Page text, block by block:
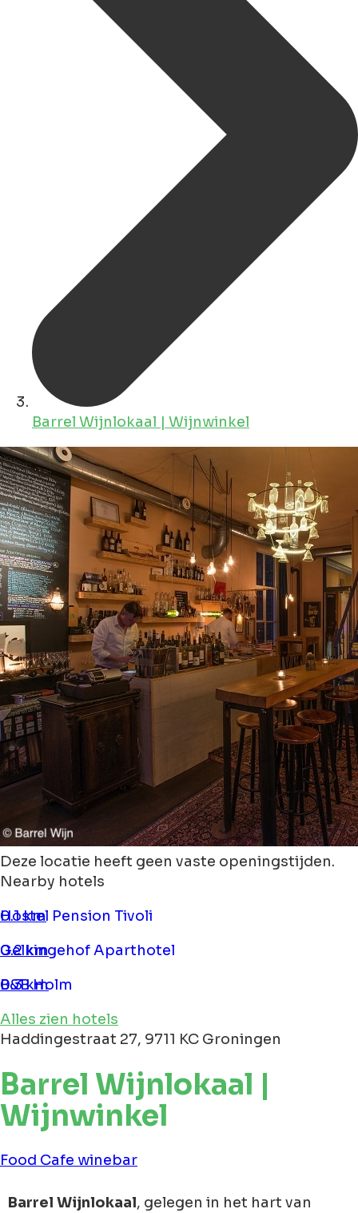
Barrel Wijnlokaal | Wijnwinkel
Deze locatie heeft geen vaste openingstijden.
Nearby hotels
Hostel Pension Tivoli
0.1 km
Gelkingehof Aparthotel
0.2 km
B&B Holm
0.3 km
Alles zien hotels
Haddingestraat 27, 9711 KC Groningen
Barrel Wijnlokaal |
Wijnwinkel
Food Cafe winebar
Barrel Wijnlokaal, gelegen in het hart van